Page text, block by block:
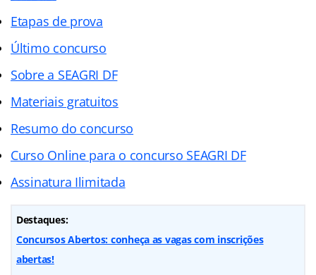
Etapas de prova
Último concurso
Sobre a SEAGRI DF
Materiais gratuitos
Resumo do concurso
Curso Online para o concurso SEAGRI DF
Assinatura Ilimitada
Destaques:
Concursos Abertos: conheça as vagas com inscrições
abertas!